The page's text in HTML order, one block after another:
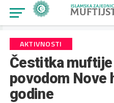
AKTIVNOSTI
Čestitka
povodom Nove
godine